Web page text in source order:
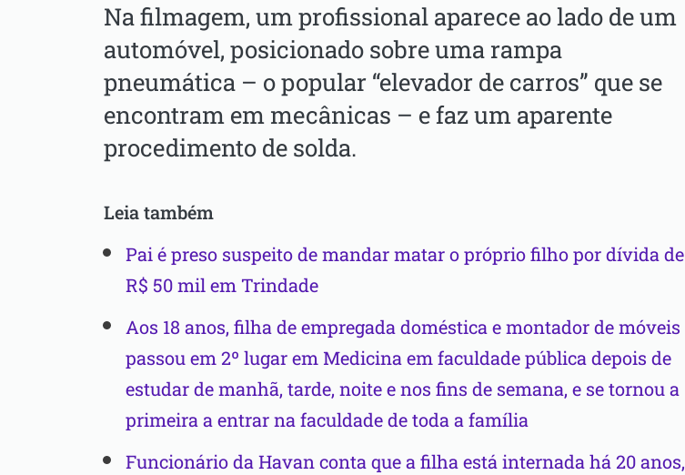
Na filmagem, um profissional aparece ao lado de um
automóvel, posicionado sobre uma rampa
pneumática – o popular “elevador de carros” que se
encontram em mecânicas – e faz um aparente
procedimento de solda.
Leia também
Pai é preso suspeito de mandar matar o próprio filho por dívida de
R$ 50 mil em Trindade
Aos 18 anos, filha de empregada doméstica e montador de móveis
passou em 2º lugar em Medicina em faculdade pública depois de
estudar de manhã, tarde, noite e nos fins de semana, e se tornou a
primeira a entrar na faculdade de toda a família
Funcionário da Havan conta que a filha está internada há 20 anos,